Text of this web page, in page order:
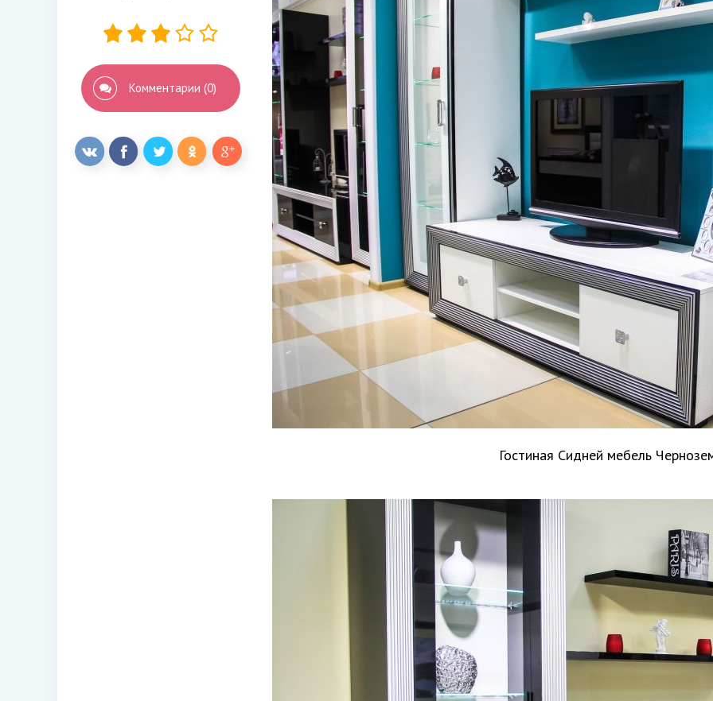
Комментарии (0)
Гостиная Сидней мебель